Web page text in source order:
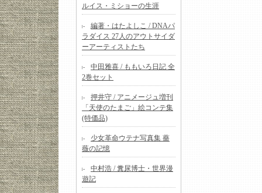
ルイス・ミショーの生涯
編著・はたよしこ / DNAパ
ラダイス 27人のアウトサイダ
ーアーティストたち
中田雅喜 / ももいろ日記 全
2巻セット
押井守 / アニメージュ増刊
「天使のたまご」絵コンテ集
(特価品)
少女革命ウテナ写真集 薔
薇の記憶
中村浩 / 糞尿博士・世界漫
遊記